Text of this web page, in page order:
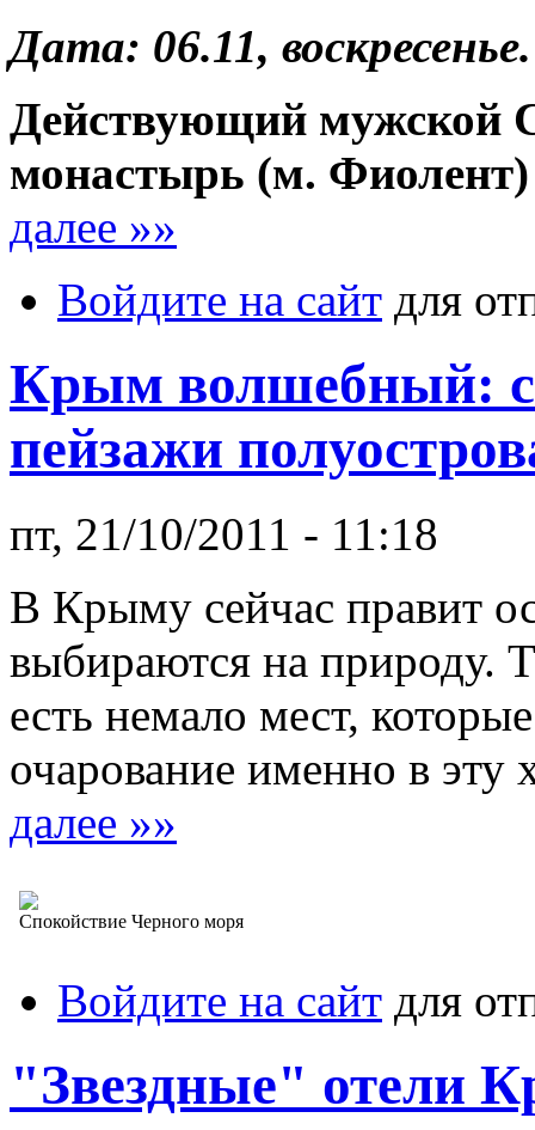
Дата: 06.11, воскресенье.
Действующий мужской
монастырь (м.
далее »»
Войдите на сайт для
Крым волшебный:
пейзажи
пт, 21/10/2011 - 11:18
В Крыму сейчас правит
выбираются на природу.
есть немало мест,
очарование именно в эту
далее »»
Спокойствие Черного моря
Войдите на сайт для
"Звездные" отели